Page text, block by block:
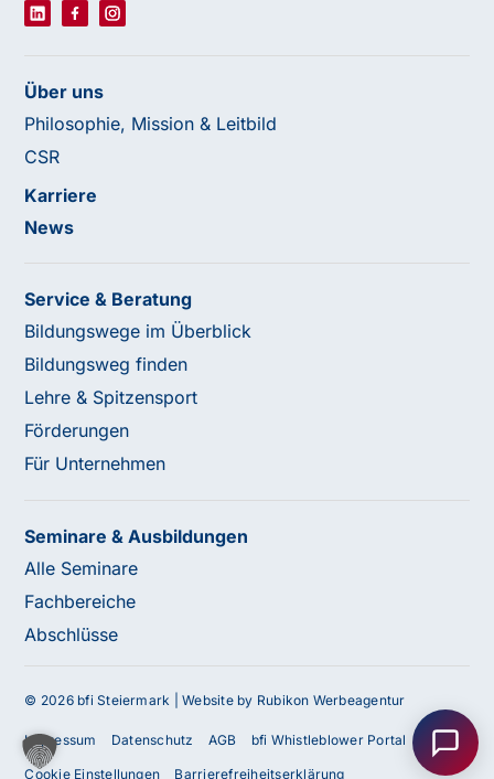
Unterstützung?
Unser Team ist gerne für Sie da! Nehmen Sie jetzt
Kontakt mit uns auf – wir freuen uns auf Ihre Anfrage.
Über uns
Philosophie, Mission & Leitbild
CSR
Karriere
News
Service & Beratung
Bildungswege im Überblick
Bildungsweg finden
Lehre & Spitzensport
Förderungen
Für Unternehmen
Seminare & Ausbildungen
Alle Seminare
Fachbereiche
Abschlüsse
© 2026 bfi Steiermark |Website by Rubikon Werbeagentur
Impressum Datenschutz AGB bfi Whistleblower Portal
Cookie Einstellungen Barrierefreiheitserklärung